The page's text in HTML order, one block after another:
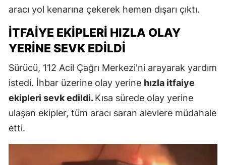
aracı yol kenarına çekerek hemen dışarı çıktı.
İTFAIYE EKIPLERI HIZLA OLAY
YERINE SEVK EDILDI
Sürücü, 112 Acil Çağrı Merkezi'ni arayarak yardım
istedi. İhbar üzerine olay yerine hızla itfaiye
ekipleri sevk edildi.Kısa sürede olay yerine
ulaşan ekipler, tüm aracı saran alevlere müdahale
etti.